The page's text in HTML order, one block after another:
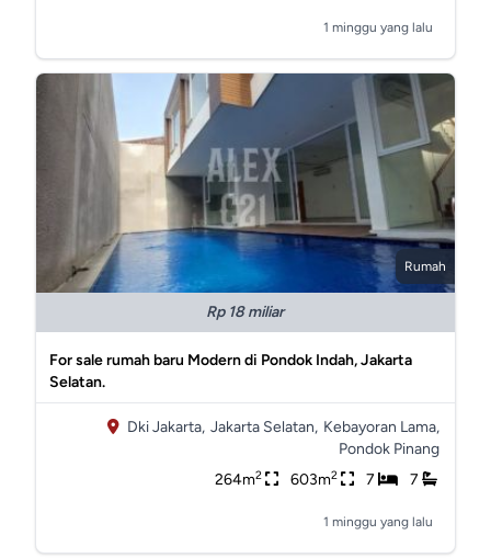
1 minggu yang lalu
Rumah
Rp 18 miliar
For sale rumah baru Modern di Pondok Indah, Jakarta
Selatan.
Dki Jakarta, Jakarta Selatan, Kebayoran Lama,
Pondok Pinang
264m2 603m2 7 7
1 minggu yang lalu